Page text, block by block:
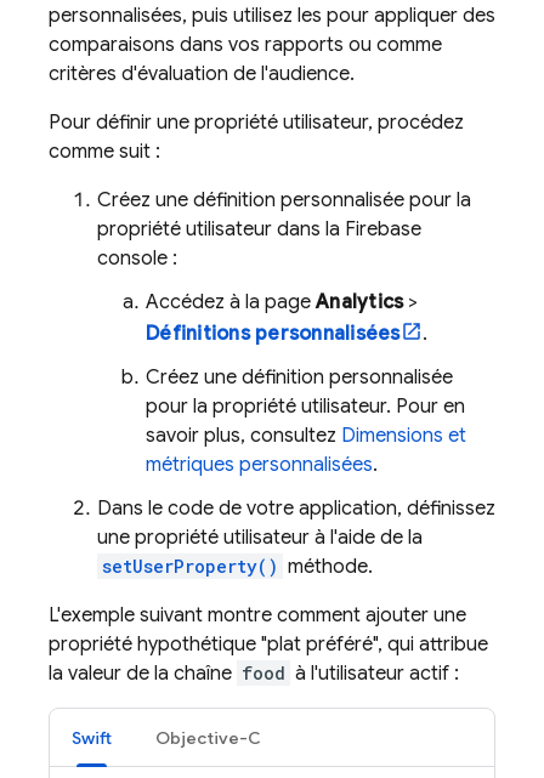
personnalisées, puis utilisez les pour appliquer des
comparaisons dans vos rapports ou comme
critères d'évaluation de l'audience.
Pour définir une propriété utilisateur, procédez
comme suit :
Créez une définition personnalisée pour la
propriété utilisateur dans la Firebase
console :
Accédez à la pageAnalytics>
Définitions personnalisées
.
Créez une définition personnalisée
pour la propriété utilisateur. Pour en
savoir plus, consultez Dimensions et
métriques personnalisées.
Dans le code de votre application, définissez
une propriété utilisateur à l'aide de la
setUserProperty() méthode.
L'exemple suivant montre comment ajouter une
propriété hypothétique "plat préféré", qui attribue
la valeur de la chaîne food à l'utilisateur actif :
Swift Objective-C